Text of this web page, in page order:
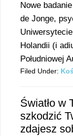
Nowe
de Jonge,
Holandii (i
Południowej
Filed Under:
Światło w
szkodzić
zdajesz